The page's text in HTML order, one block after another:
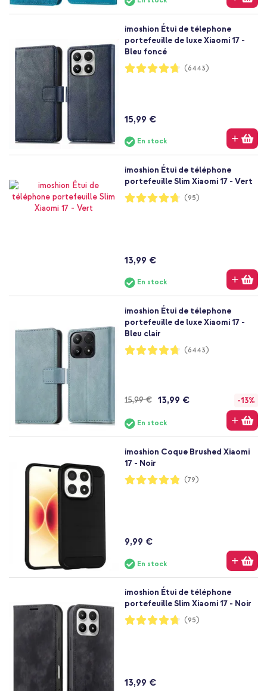
imoshion Étui de télephone
portefeuille de luxe Xiaomi 17 -
Bleu foncé
Notation:
94%
(6443)
15,99 €
En stock
imoshion Étui de téléphone
portefeuille Slim Xiaomi 17 - Vert
Notation:
94%
(95)
13,99 €
En stock
imoshion Étui de télephone
portefeuille de luxe Xiaomi 17 -
Bleu clair
Notation:
94%
(6443)
15,99 € 13,99 € -13%
En stock
imoshion Coque Brushed Xiaomi
17 - Noir
Notation:
96%
(79)
9,99 €
En stock
imoshion Étui de téléphone
portefeuille Slim Xiaomi 17 - Noir
Notation:
94%
(95)
13,99 €